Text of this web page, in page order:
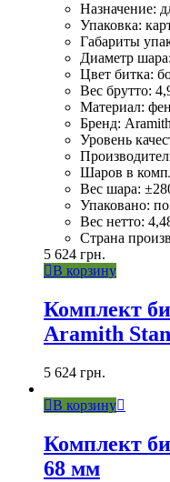
Назначение:
Упаковка:
Габариты
Диаметр
Цвет битка:
Вес брутто:
Материал:
Бренд: Aramith
Уровень
Шаров в
Вес шара:
Упаковано:
Вес нетто:
Страна
5 624 грн.
В корзину
Комплект
Aramith
5 624 грн.
В корзину
Комплект
68 мм